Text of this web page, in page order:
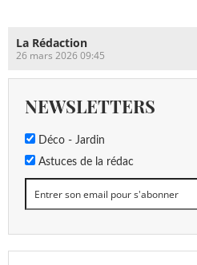
La Rédaction
26 mars 2026 09:45
NEWSLETTERS
Déco - Jardin
Astuces de la rédac